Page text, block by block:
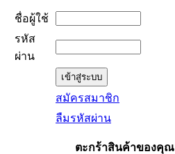
ชื่อผู้ใช้
รหัส
ผ่าน
สมัครสมาชิก
ลืมรหัสผ่าน
ตะกร้าสินค้าของคุณ